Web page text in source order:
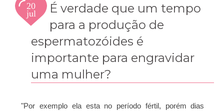
20
jul
2010
É verdade que um tempo
para a produção de
espermatozóides é
importante para engravidar
uma mulher?
"Por exemplo ela esta no período fértil, porém dias